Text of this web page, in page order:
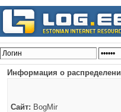
Информация о
Сайт: BogMir